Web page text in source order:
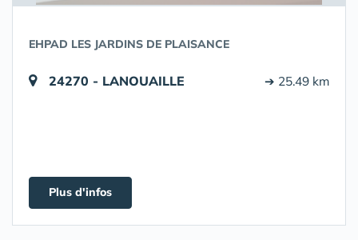
EHPAD LES JARDINS DE PLAISANCE
24270 - LANOUAILLE ➔ 25.49 km
Plus d'infos